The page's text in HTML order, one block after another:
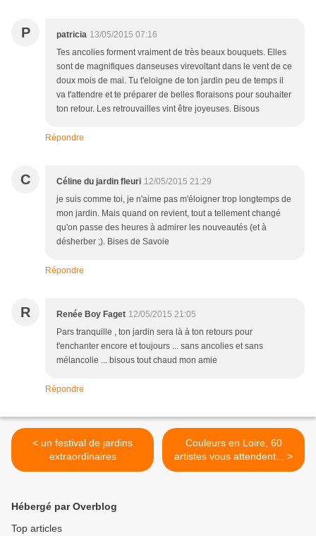
P patricia 13/05/2015 07:16
Tes ancolies forment vraiment de très beaux bouquets. Elles
sont de magnifiques danseuses virevoltant dans le vent de ce
doux mois de mai. Tu t'eloigne de ton jardin peu de temps il
va t'attendre et te préparer de belles floraisons pour souhaiter
ton retour. Les retrouvailles vint être joyeuses. Bisous
Répondre
C Céline du jardin fleuri 12/05/2015 21:29
je suis comme toi, je n'aime pas m'éloigner trop longtemps de
mon jardin. Mais quand on revient, tout a tellement changé
qu'on passe des heures à admirer les nouveautés (et à
désherber ;). Bises de Savoie
Répondre
R Renée Boy Faget 12/05/2015 21:05
Pars tranquille , ton jardin sera là à ton retours pour
t'enchanter encore et toujours ... sans ancolies et sans
mélancolie ... bisous tout chaud mon amie
Répondre
< un festival de jardins
extraordinaires
Couleurs en Loire, 60
artistes vous attendent... >
Hébergé par Overblog
Top articles